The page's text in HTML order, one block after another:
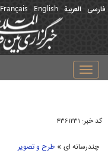
فارسی العربیة English
Français
Toggle
navigation
کد خبر: ۴۳۶۱۲۳۱
چندرسانه ای » طرح و تصویر